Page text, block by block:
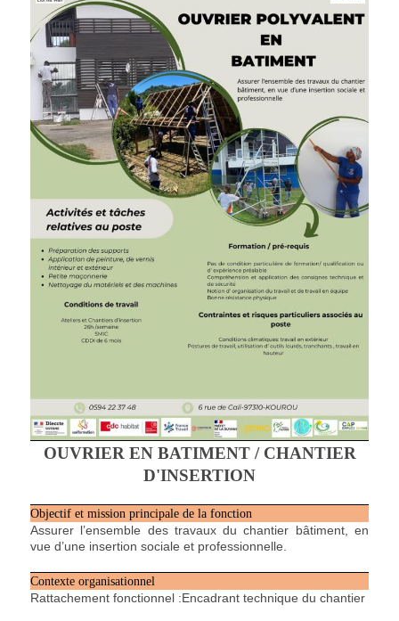
OUVRIER EN BATIMENT / CHANTIER
D'INSERTION
Objectif et mission principale de la fonction
Assurer l’ensemble des travaux du chantier bâtiment, en
vue d’une insertion sociale et professionnelle.
Contexte organisationnel
Rattachement fonctionnel :Encadrant technique du chantier